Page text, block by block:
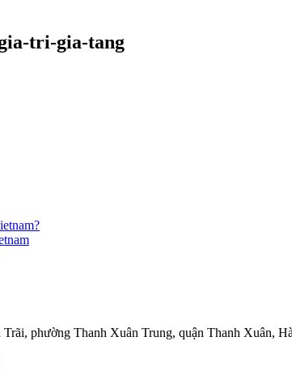
tri-gia-tang
phường Thanh Xuân Trung, quận Thanh Xuân,